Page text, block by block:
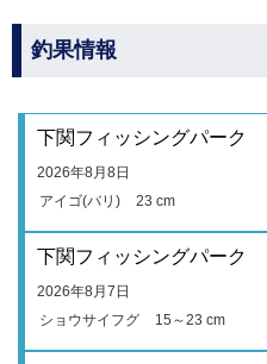
釣果情報
下関フィッシングパーク
2026年8月8日
アイゴ(バリ)
23 cm
下関フィッシングパーク
2026年8月7日
ショウサイフグ
15～23 cm